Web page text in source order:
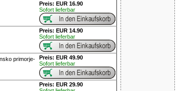
Preis: EUR 16.90
Sofort lieferbar
Preis: EUR 14.90
Sofort lieferbar
primorje-
Preis: EUR 49.90
Sofort lieferbar
Preis: EUR 29.90